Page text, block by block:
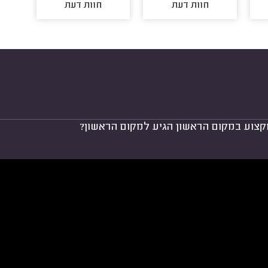
חוות דעת חוות דעת
במקום הראשון הגיע למקום הראשון?